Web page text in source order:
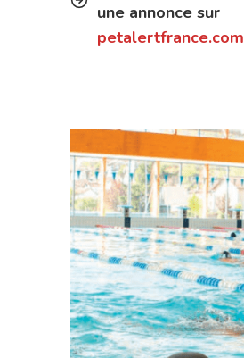
une annonce sur
petalertfrance.com